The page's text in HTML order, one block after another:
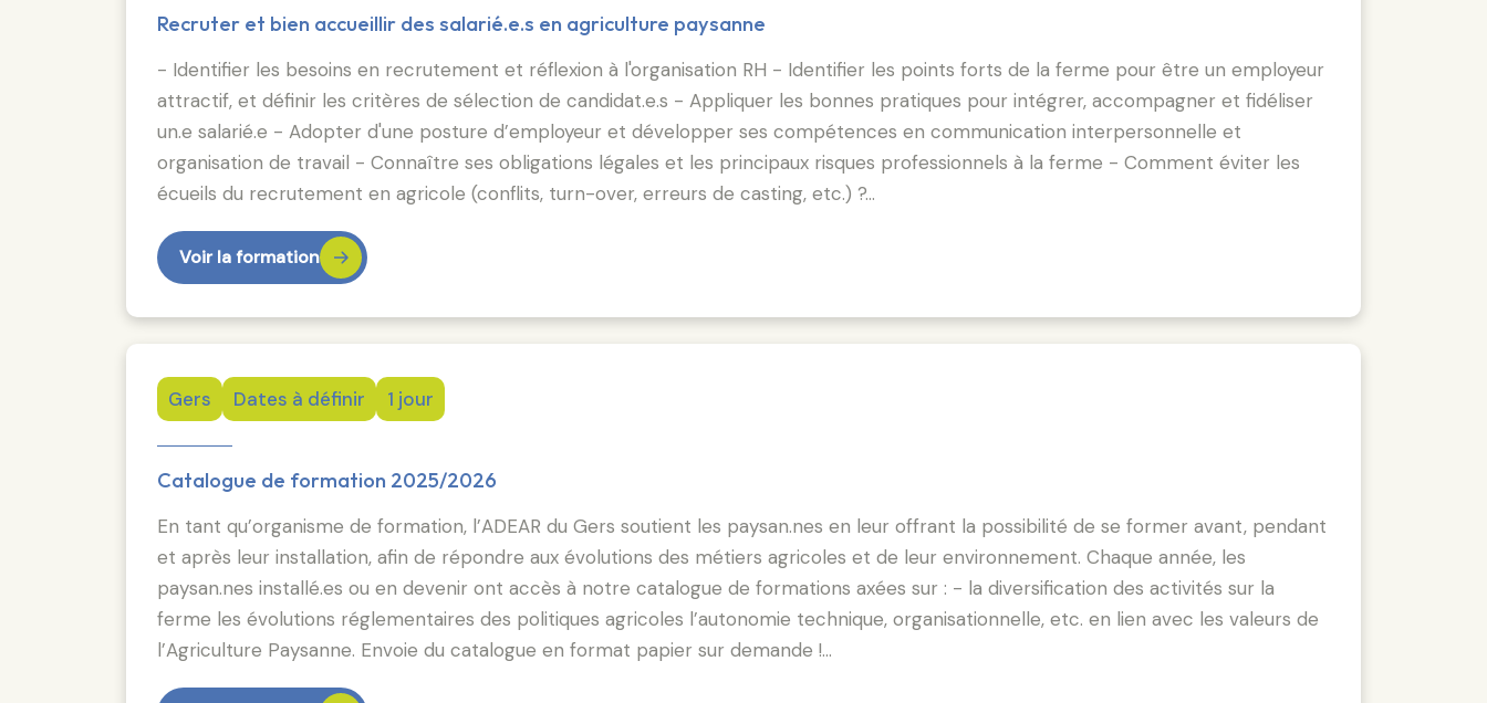
Recruter et bien accueillir des salarié.e.s en agriculture paysanne
- Identifier les besoins en recrutement et réflexion à l'organisation RH - Identifier les points forts de la ferme pour être un employeur
attractif, et définir les critères de sélection de candidat.e.s - Appliquer les bonnes pratiques pour intégrer, accompagner et fidéliser
un.e salarié.e - Adopter d'une posture d’employeur et développer ses compétences en communication interpersonnelle et
organisation de travail - Connaître ses obligations légales et les principaux risques professionnels à la ferme - Comment éviter les
écueils du recrutement en agricole (conflits, turn-over, erreurs de casting, etc.) ?…
Voir la formation
Gers Dates à définir 1 jour
Catalogue de formation 2025/2026
En tant qu’organisme de formation, l’ADEAR du Gers soutient les paysan.nes en leur offrant la possibilité de se former avant, pendant
et après leur installation, afin de répondre aux évolutions des métiers agricoles et de leur environnement. Chaque année, les
paysan.nes installé.es ou en devenir ont accès à notre catalogue de formations axées sur : - la diversification des activités sur la
ferme les évolutions réglementaires des politiques agricoles l’autonomie technique, organisationnelle, etc. en lien avec les valeurs de
l’Agriculture Paysanne. Envoie du catalogue en format papier sur demande !…